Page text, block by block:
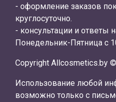
- оформление заказов
круглосуточно.
- консультации и ответы
Понедельник-Пятница с
Copyright Allcosmetics.by
Использование любой
возможно только с